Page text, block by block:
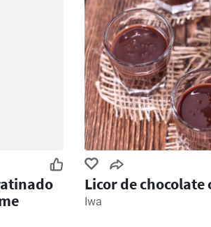
Licor de chocolate
Iwa